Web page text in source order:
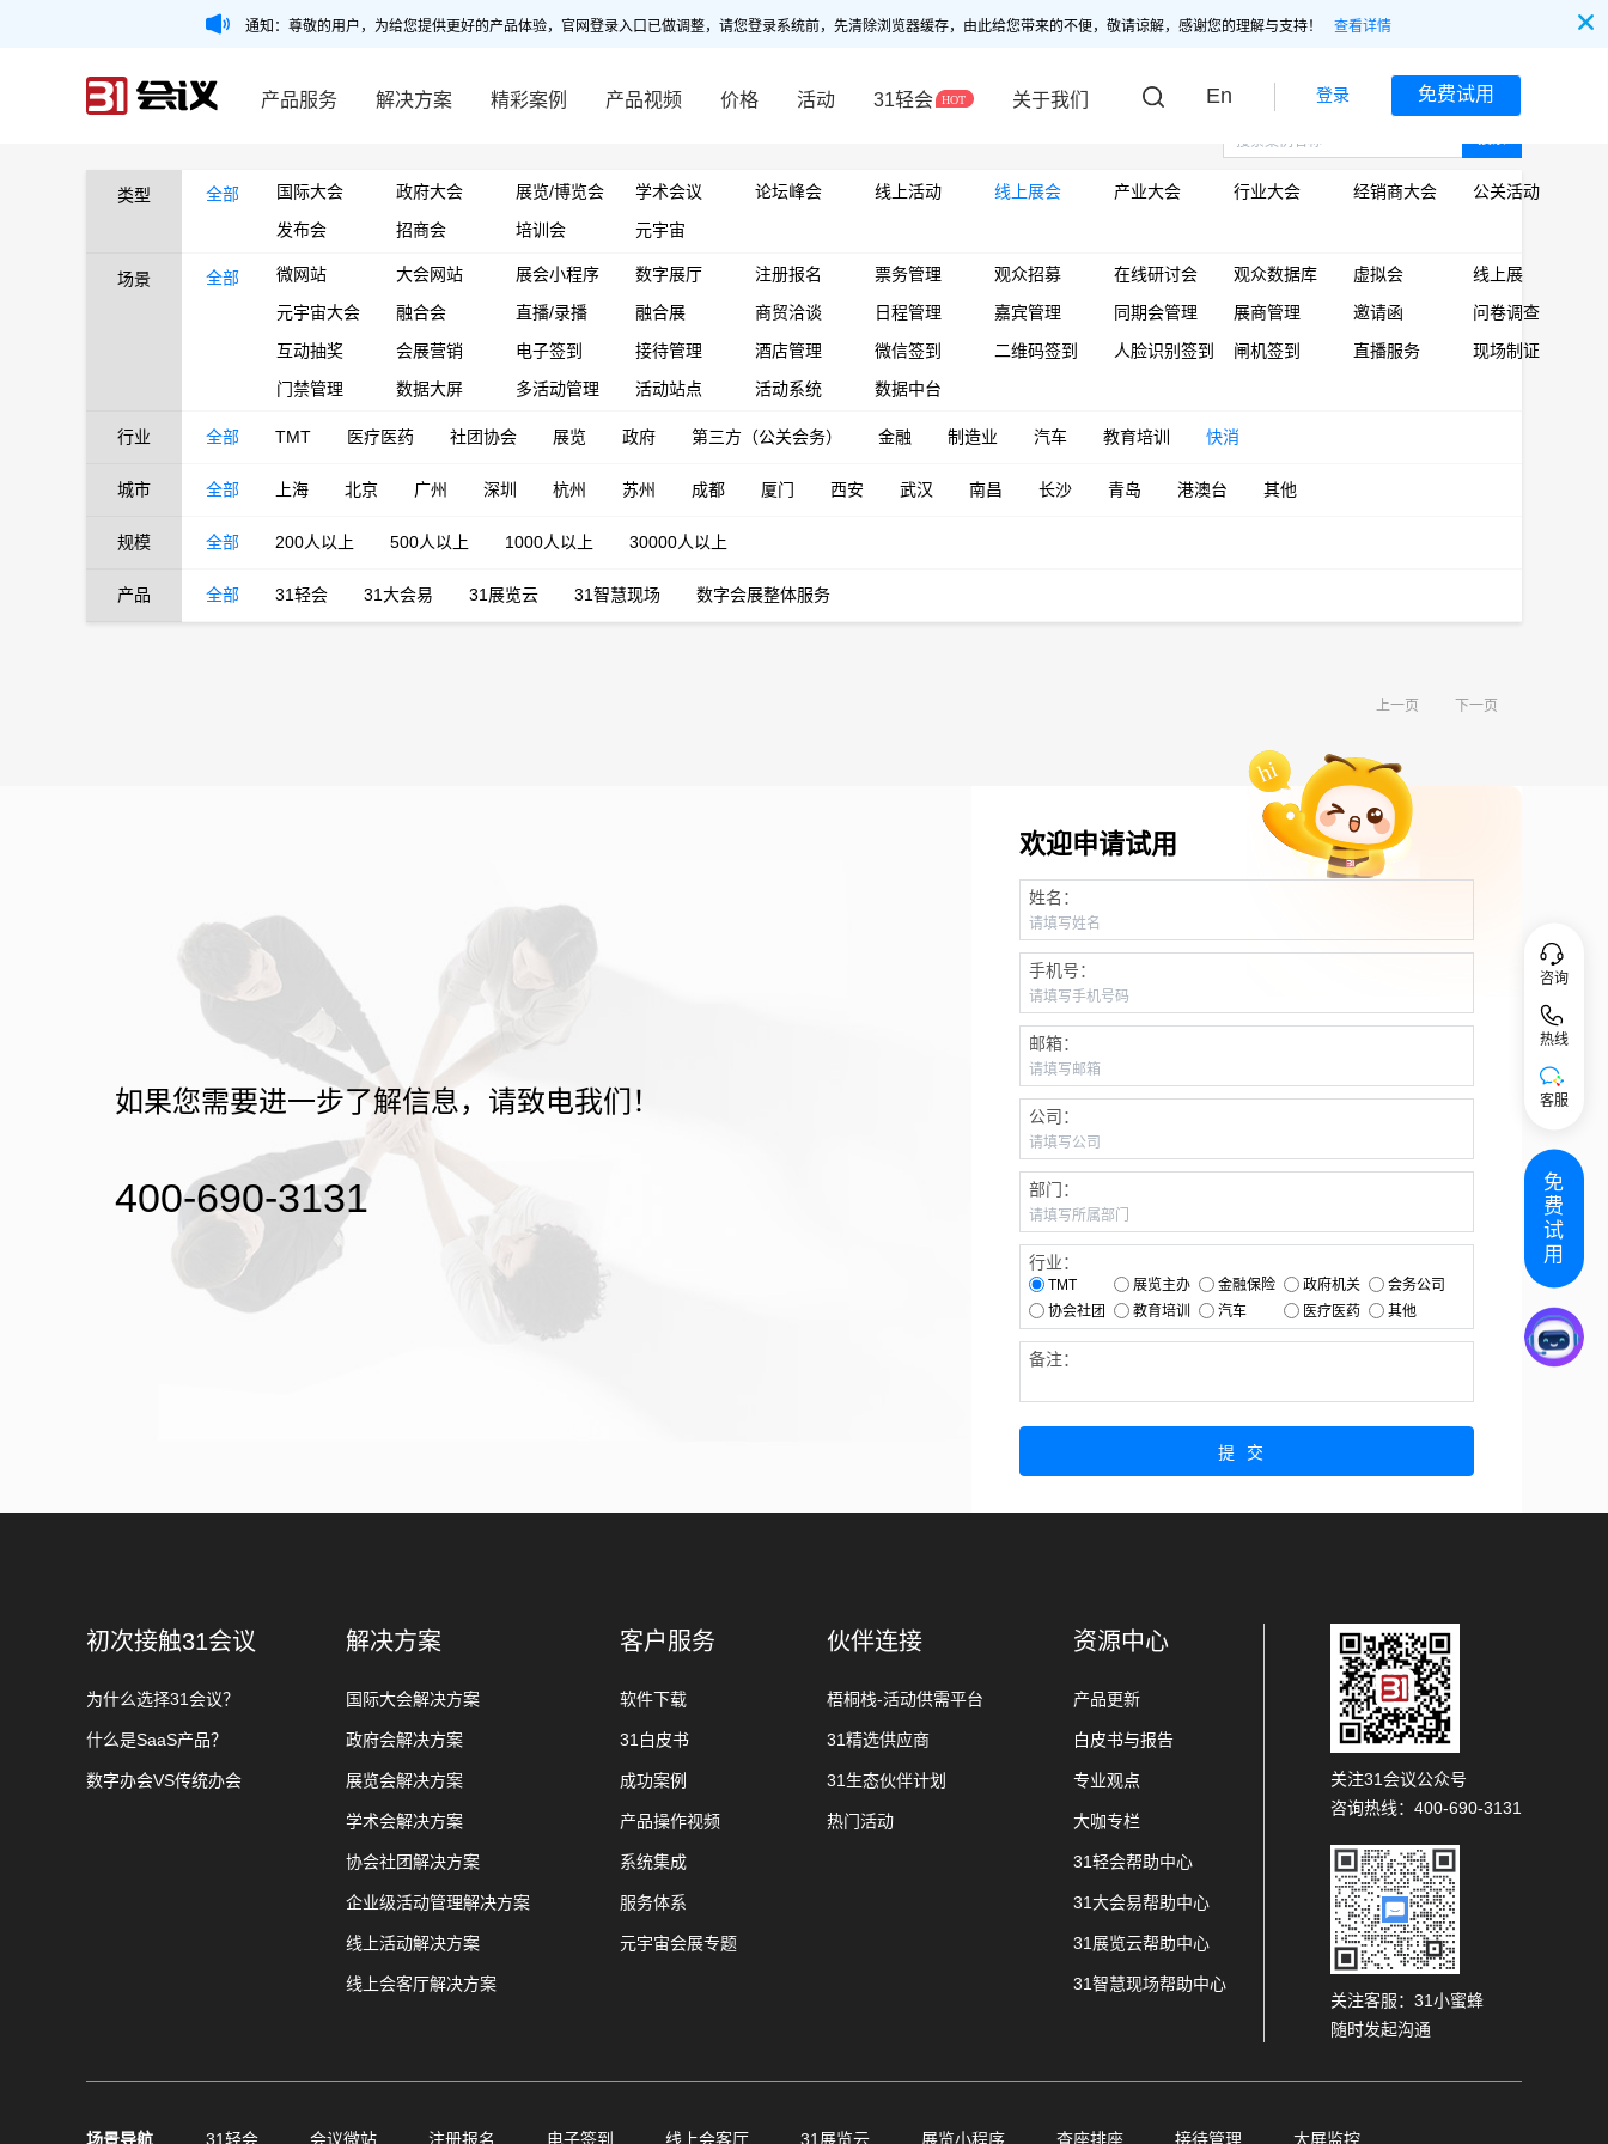
通知：尊敬的用户，为给您提供更好的产品体验，官网登录入口已做调整，请您登录系统前，先清除浏览器缓存，由此给您带来的不便，敬请谅解，感谢您的理解与支持！ 查看详情
产品服务 解决方案 精彩案例 产品视频 价格 活动 31轻会 关于我们 En 登录 免费试用
类型 全部 国际大会 政府大会 展览/博览会 学术会议 论坛峰会 线上活动 线上展会 产业大会 行业大会 经销商大会
公关活动
发布会
招商会 培训会 元宇宙
场景 全部 微网站 大会网站 展会小程序 数字展厅 注册报名 票务管理 观众招募 在线研讨会 观众数据库 虚拟会
线上展
元宇宙大会
融合会 直播/录播 融合展 商贸洽谈 日程管理 嘉宾管理 同期会管理 展商管理 邀请函
问卷调查
互动抽奖
会展营销 电子签到 接待管理 酒店管理 微信签到 二维码签到 人脸识别签到 闸机签到 直播服务
现场制证
门禁管理
数据大屏 多活动管理 活动站点 活动系统 数据中台
行业 全部 TMT 医疗医药 社团协会 展览 政府 第三方（公关会务） 金融 制造业 汽车 教育培训 快消
城市 全部 上海 北京 广州 深圳 杭州 苏州 成都 厦门 西安 武汉 南昌 长沙 青岛 港澳台 其他
规模 全部 200人以上 500人以上 1000人以上 30000人以上
产品 全部 31轻会 31大会易 31展览云 31智慧现场 数字会展整体服务
上一页 下一页
如果您需要进一步了解信息，请致电我们！
400-690-3131
欢迎申请试用
姓名：
手机号：
邮箱：
公司：
部门：
行业：
TMT 展览主办 金融保险 政府机关
会务公司
协会社团
教育培训 汽车 医疗医药 其他
备注：
提交
初次接触31会议
为什么选择31会议？
什么是SaaS产品？
数字办会VS传统办会
解决方案
国际大会解决方案
政府会解决方案
展览会解决方案
学术会解决方案
协会社团解决方案
企业级活动管理解决方案
线上活动解决方案
线上会客厅解决方案
客户服务
软件下载
31白皮书
成功案例
产品操作视频
系统集成
服务体系
元宇宙会展专题
伙伴连接
梧桐栈-活动供需平台
31精选供应商
31生态伙伴计划
热门活动
资源中心
产品更新
白皮书与报告
专业观点
大咖专栏
31轻会帮助中心
31大会易帮助中心
31展览云帮助中心
31智慧现场帮助中心
关注31会议公众号
咨询热线：400-690-3131
关注客服：31小蜜蜂
随时发起沟通
场景导航 31轻会 会议微站 注册报名 电子签到 线上会客厅 31展览云 展览小程序 查座排座 接待管理 大屏监控
咨询
热线
客服
免
费
试
用